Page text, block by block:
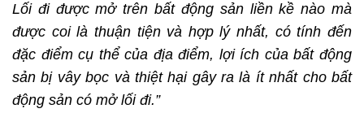
Lối đi được mở trên bất động sản liền kề nào mà
được coi là thuận tiện và hợp lý nhất, có tính đến
đặc điểm cụ thể của địa điểm, lợi ích của bất động
sản bị vây bọc và thiệt hại gây ra là ít nhất cho bất
động sản có mở lối đi.”